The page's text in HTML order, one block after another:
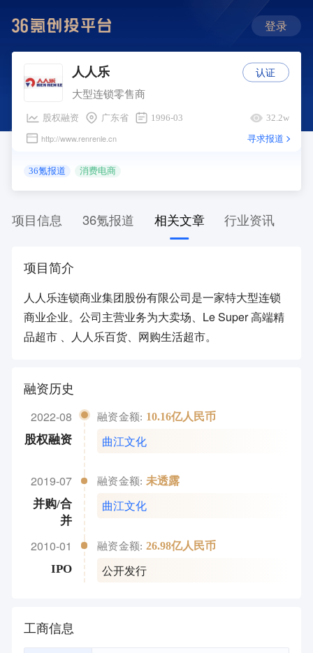
登录
人人乐
大型连锁零售商
股权融资 广东省 1996-03 32.2w
http://www.renrenle.cn 寻求报道
36氪报道 消费电商
认证
项目信息 36氪报道 相关文章 行业资讯
项目简介
人人乐连锁商业集团股份有限公司是一家特大型连锁
商业企业。公司主营业务为大卖场、Le Super 高端精
品超市 、人人乐百货、网购生活超市。
融资历史
2022-08
股权融资
融资金额: 10.16亿人民币
曲江文化
2019-07
并购/合
并
融资金额: 未透露
曲江文化
2010-01
IPO
融资金额: 26.98亿人民币
公开发行
工商信息